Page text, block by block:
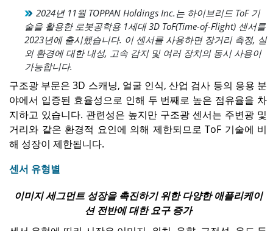
2024년 11월 TOPPAN Holdings Inc.는 하이브리드 ToF 기
술을 활용한 로봇공학용 1세대 3D ToF(Time-of-Flight) 센서를
2023년에 출시했습니다. 이 센서를 사용하면 장거리 측정, 실
외 환경에 대한 내성, 고속 감지 및 여러 장치의 동시 사용이
가능합니다.
구조광 부문은 3D 스캐닝, 얼굴 인식, 산업 검사 등의 응용 분
야에서 입증된 효율성으로 인해 두 번째로 높은 점유율을 차
지하고 있습니다. 관련성은 높지만 구조광 센서는 주변광 및
거리와 같은 환경적 요인에 의해 제한되므로 ToF 기술에 비
해 성장이 제한됩니다.
센서 유형별
이미지 세그먼트 성장을 촉진하기 위한 다양한 애플리케이
션 전반에 대한 요구 증가